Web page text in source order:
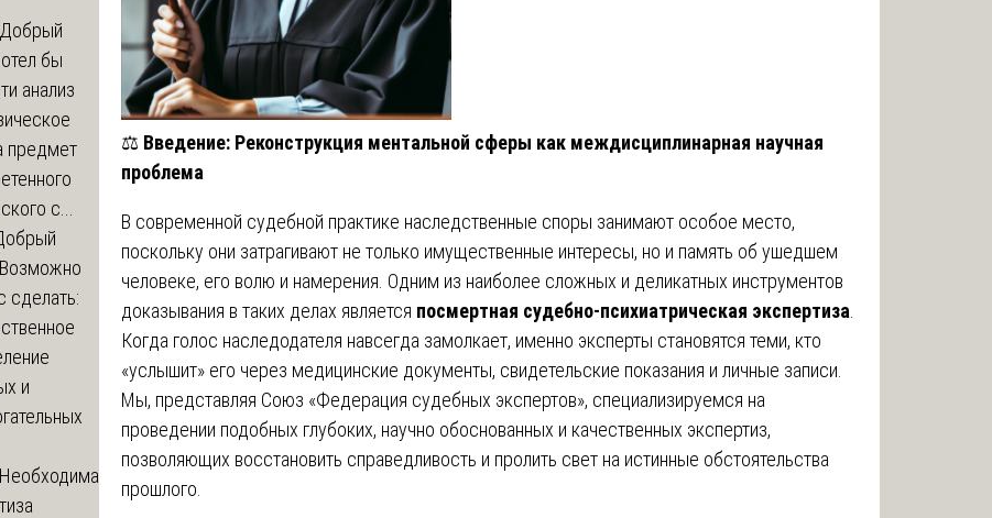
⚖️ Введение: Реконструкция ментальной сферы как междисциплинарная научная
проблема
В современной судебной практике наследственные споры занимают особое место,
поскольку они затрагивают не только имущественные интересы, но и память об ушедшем
человеке, его волю и намерения. Одним из наиболее сложных и деликатных инструментов
доказывания в таких делах является посмертная судебно-психиатрическая экспертиза
Когда голос наследодателя навсегда замолкает, именно эксперты становятся теми, кто
«услышит» его через медицинские документы, свидетельские показания и личные записи.
Мы, представляя Союз «Федерация судебных экспертов», специализируемся на
проведении подобных глубоких, научно обоснованных и качественных экспертиз,
позволяющих восстановить справедливость и пролить свет на истинные обстоятельства
прошлого.
Добрый
бы
анализ
предмет
с...
сделать:
и
Необходима